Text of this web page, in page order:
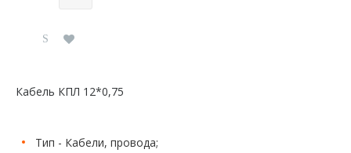
Кабель КПЛ 12*0,75
Тип - Кабели, провода;